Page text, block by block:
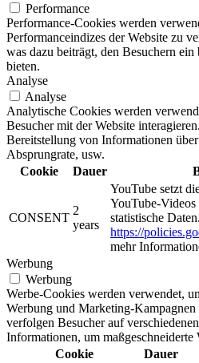
Performance
Performance-Cookies werden
Performanceindizes der Website zu
was dazu beiträgt, den Besuchern ein
bieten.
Analyse
Analyse
Analytische Cookies werden
Besucher mit der Website
Bereitstellung von Informationen
Absprungrate, usw.
Cookie
Dauer
CONSENT
2
years
YouTube setzt
YouTube-
statistische
https://
mehr
Werbung
Werbung
Werbe-Cookies werden verwendet,
Werbung und Marketing-
verfolgen Besucher auf
Informationen, um maßgeschneiderte
Cookie
Dauer